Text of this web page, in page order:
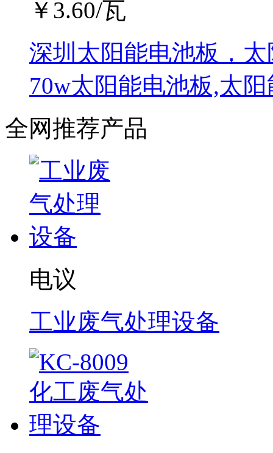
￥ 3.60/瓦
深圳太阳能电池板，
70w太阳能电池板,太
全网推荐产品
电议
工业废气处理设备